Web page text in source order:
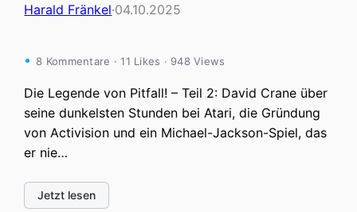
Harald Fränkel·04.10.2025
8 Kommentare · 11 Likes · 948 Views
Die Legende von Pitfall! – Teil 2: David Crane über
seine dunkelsten Stunden bei Atari, die Gründung
von Activision und ein Michael-Jackson-Spiel, das
er nie…
Jetzt lesen